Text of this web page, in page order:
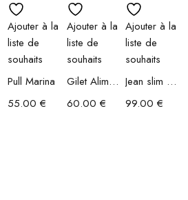
Ajouter à la
liste de
souhaits
Pull Marina
55.00€
Ajouter à la
liste de
souhaits
Gilet Alimata
60.00 €
Ajouter à la
liste de
souhaits
Jean slim Célina
99.00€